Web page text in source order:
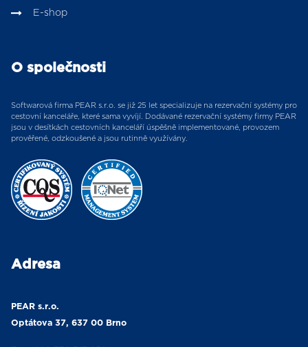
E-shop
O společnosti
Softwarová firma PEAR s.r.o. se již 25 let specializuje na rezervační systémy pro
cestovní kanceláře, které sama vyvíjí. Dodávané rezervační systémy firmy PEAR
jsou v desítkách cestovních kanceláří úspěšně implementované, provozem
prověřené, odzkoušené a jsou rutinně využívány.
Adresa
PEAR s.r.o.
Optátova 37, 637 00 Brno